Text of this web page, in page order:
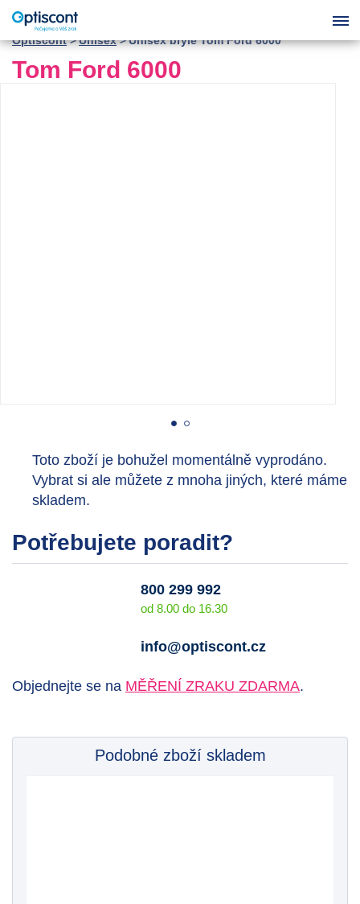
Optiscont Unisex Unisex brýle Tom Ford 6000
Tom Ford 6000
Toto zboží je bohužel momentálně vyprodáno.
Vybrat si ale můžete z mnoha jiných, které máme
skladem.
Potřebujete poradit?
800 299 992
od 8.00 do 16.30
info@optiscont.cz
Objednejte se na MĚŘENÍ ZRAKU ZDARMA.
Podobné zboží skladem